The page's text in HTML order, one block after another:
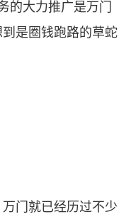
的大力推广是万门
是圈钱跑路的草蛇
门就已经历过不少